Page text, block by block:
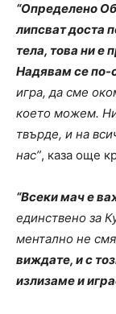
“Определено
липсват доста
тела, това ни е
Надявам се по-
игра, да сме
което можем.
твърде, и на
нас”, каза още
“Всеки мач е
единствено за
ментално не
виждате, и с
излизаме и